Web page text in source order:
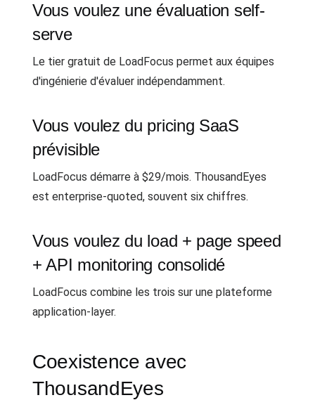
Vous voulez une évaluation self-
serve
Le tier gratuit de LoadFocus permet aux équipes
d'ingénierie d'évaluer indépendamment.
Vous voulez du pricing SaaS
prévisible
LoadFocus démarre à $29/mois. ThousandEyes
est enterprise-quoted, souvent six chiffres.
Vous voulez du load + page speed
+ API monitoring consolidé
LoadFocus combine les trois sur une plateforme
application-layer.
Coexistence avec
ThousandEyes